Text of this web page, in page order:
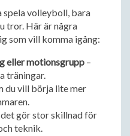
spela volleyboll, bara
tror. Här är några
som vill komma igång:
eller motionsgrupp –
träningar.
du vill börja lite mer
det gör stor skillnad för
teknik.